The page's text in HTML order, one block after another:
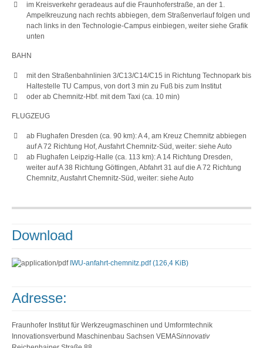
im Kreisverkehr geradeaus auf die Fraunhoferstraße, an der 1.
Ampelkreuzung nach rechts abbiegen, dem Straßenverlauf folgen und
nach links in den Technologie-Campus einbiegen, weiter siehe Grafik
unten
BAHN
mit den Straßenbahnlinien 3/C13/C14/C15 in Richtung Technopark bis
Haltestelle TU Campus, von dort 3 min zu Fuß bis zum Institut
oder ab Chemnitz-Hbf. mit dem Taxi (ca. 10 min)
FLUGZEUG
ab Flughafen Dresden (ca. 90 km): A 4, am Kreuz Chemnitz abbiegen
auf A 72 Richtung Hof, Ausfahrt Chemnitz-Süd, weiter: siehe Auto
ab Flughafen Leipzig-Halle (ca. 113 km): A 14 Richtung Dresden,
weiter auf A 38 Richtung Göttingen, Abfahrt 31 auf die A 72 Richtung
Chemnitz, Ausfahrt Chemnitz-Süd, weiter: siehe Auto
Download
IWU-anfahrt-chemnitz.pdf(126,4 KiB)
Adresse:
Fraunhofer Institut für Werkzeugmaschinen und Umformtechnik
Innovationsverbund Maschinenbau Sachsen VEMASinnovativ